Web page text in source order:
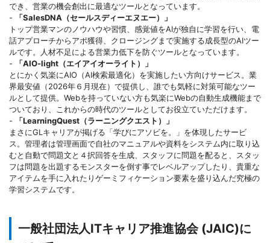
でき、営業の機会創出に最適なツールとなっています。
-
「SalesDNA（セールスディーエヌエー）」
トップ営業マンのノウハウや習慣、感覚値をAIが独自に学習を行い、電
話アプローチからアポ獲得、クロージングまで実施する成長型のAIツー
ルです。人材不足による営業力低下を防ぐツールとなっています。
-
「AIO-light（エイアイオーライト）」
とにかく気楽にAIO（AI検索最適化）を実施したい方向けサービス。業
界最安値（2026年６月現在）で提供し、誰でも気軽に対策可能なツー
ルとして提供。Webを持っていない方も気楽にWebの自動生成機能まで
ついており、これからの時代のツールとしてお役立ていただけます。
-
「LearningQuest（ラーニングクエスト）」
まさにGLキャリアが掲げる「学びにアソビを。」を体現したサービ
ス。管理者は管理画面で自社のマニュアルや資料をシステム内に取り込
むと自動で問題文と４択回答を生成、スタッフに問題を配ると、スタッ
フは問題を出題するモンスターを倒す事でレベルアップしたり、貴重な
アイテムを手に入れたりゲーミフィケーション要素を盛り込んだ究極の
学習システムです。
一般社団法人ITキャリア推進協会 (JAIC)に